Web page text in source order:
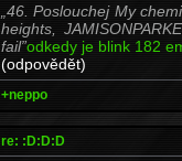
46. Poslouchej My
heights,
fail odkedy je blink 182
(odpovědět)
+neppo
re: :D:D:D